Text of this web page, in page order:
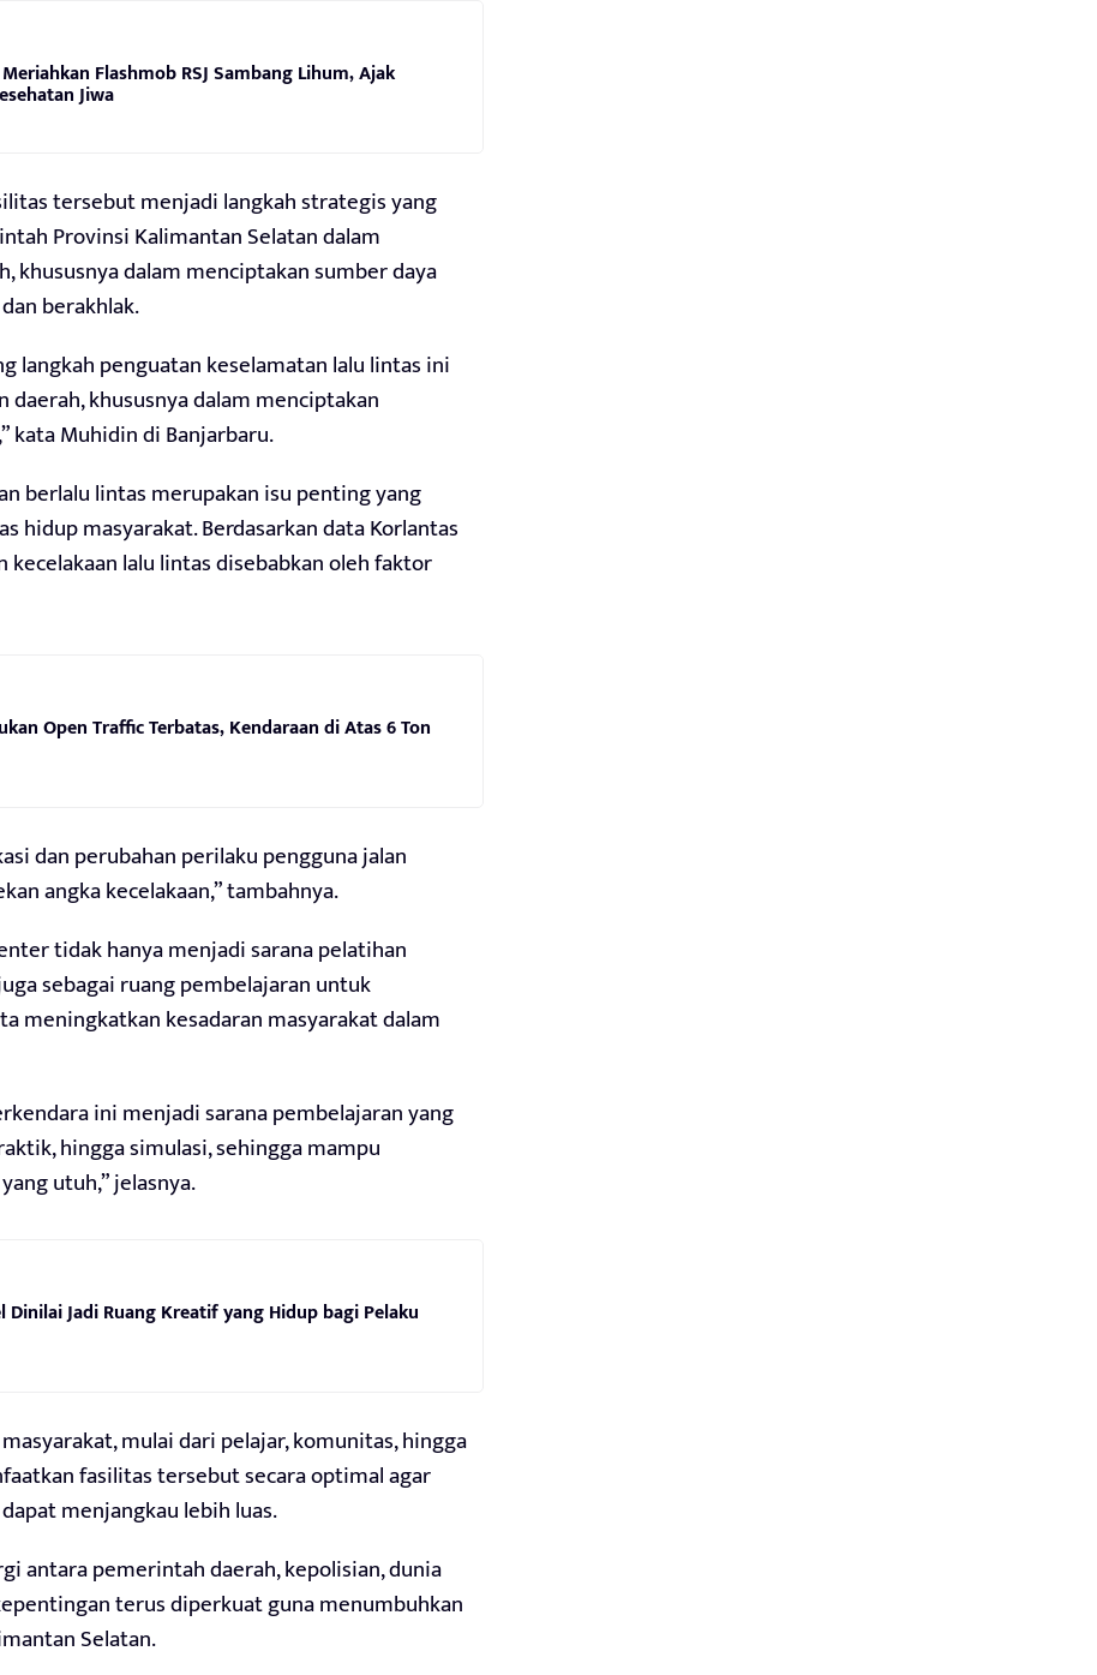
Flashmob RSJ Sambang Lihum, Ajak
Jiwa
tersebut menjadi langkah strategis yang
Provinsi Kalimantan Selatan dalam
khususnya dalam menciptakan sumber daya
berakhlak.
langkah penguatan keselamatan lalu lintas ini
khususnya dalam menciptakan
kata Muhidin di Banjarbaru.
berlalu lintas merupakan isu penting yang
hidup masyarakat. Berdasarkan data Korlantas
kecelakaan lalu lintas disebabkan oleh faktor
Open Traffic Terbatas, Kendaraan di Atas 6 Ton
dan perubahan perilaku pengguna jalan
angka kecelakaan,” tambahnya.
tidak hanya menjadi sarana pelatihan
sebagai ruang pembelajaran untuk
meningkatkan kesadaran masyarakat dalam
ini menjadi sarana pembelajaran yang
hingga simulasi, sehingga mampu
utuh,” jelasnya.
Dinilai Jadi Ruang Kreatif yang Hidup bagi Pelaku
mulai dari pelajar, komunitas, hingga
fasilitas tersebut secara optimal agar
menjangkau lebih luas.
antara pemerintah daerah, kepolisian, dunia
terus diperkuat guna menumbuhkan
Selatan.